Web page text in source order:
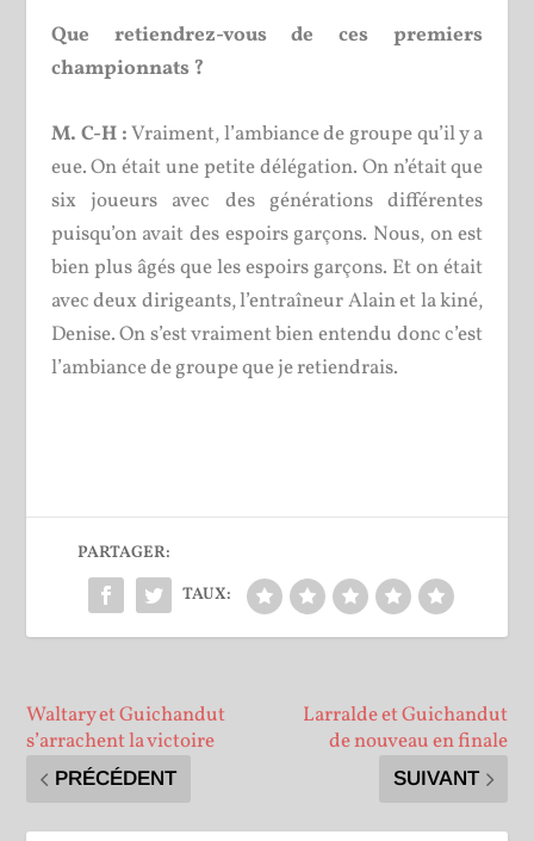
Que retiendrez-vous de ces premiers
championnats ?
M. C-H :Vraiment, l’ambiance de groupe qu’il y a
eue. On était une petite délégation. On n’était que
six joueurs avec des générations différentes
puisqu’on avait des espoirs garçons. Nous, on est
bien plus âgés que les espoirs garçons. Et on était
avec deux dirigeants, l’entraîneur Alain et la kiné,
Denise. On s’est vraiment bien entendu donc c’est
l’ambiance de groupe que je retiendrais.
PARTAGER:
TAUX:
Waltary et Guichandut
s’arrachent la victoire
PRÉCÉDENT
Larralde et Guichandut
de nouveau en finale
SUIVANT